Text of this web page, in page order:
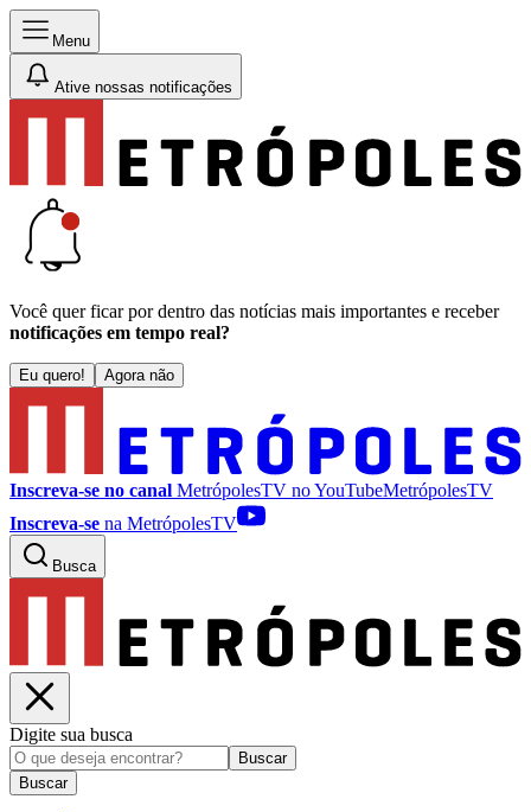
Menu
Ative nossas notificações
Você quer ficar por dentro das notícias mais importantes e receber
notificações em tempo real?
Eu quero! Agora não
Inscreva-se no canal MetrópolesTV noYouTubeMetrópolesTV
Inscreva-se na MetrópolesTV
Busca
Digite sua busca
Buscar
Buscar